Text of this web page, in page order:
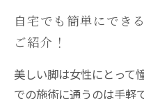
自宅でも簡単にでき
ご紹介！
美しい脚は女性にとって
での施術に通うのは手軽